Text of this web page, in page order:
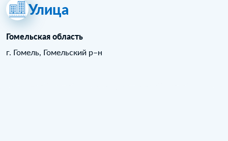
Улица
Гомельская область
г. Гомель, Гомельский р–н